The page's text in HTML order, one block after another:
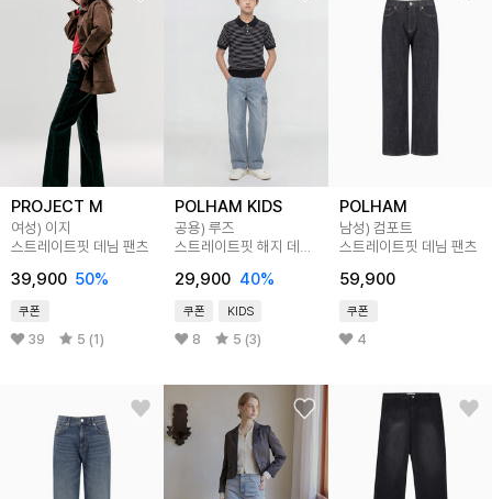
PROJECT M
여성) 이지
스트레이트핏 데님 팬츠
39,900 50%
쿠폰
39 5 (1)
POLHAM KIDS
공용) 루즈
스트레이트핏 해지 데님
29,900 40%
쿠폰 KIDS
8 5 (3)
POLHAM
남성) 컴포트
스트레이트핏 데님 팬츠
59,900
쿠폰
4